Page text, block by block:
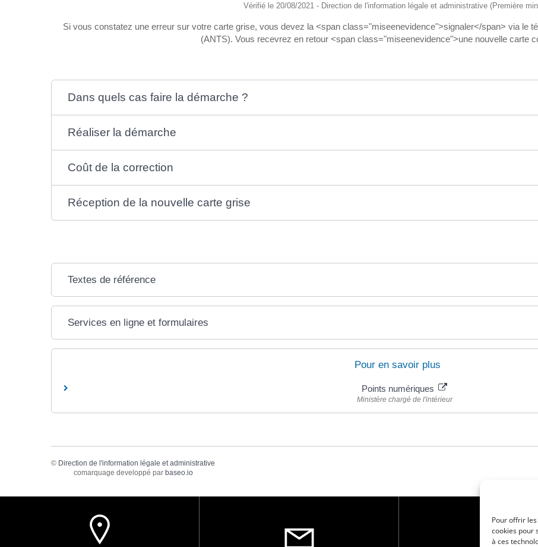
Pour offrir
cookies pour
à ces
Vérifié le 20/08/2021 - Direction de l'information légale et administrative (Première
Si vous constatez une erreur sur votre carte grise, vous devez la <span class="miseenevidence">signaler</span> via le
(ANTS). Vous recevrez en retour <span class="miseenevidence">une nouvelle carte
Dans quels cas faire la démarche ?
Réaliser la démarche
Coût de la correction
Réception de la nouvelle carte grise
Textes de référence
Services en ligne et formulaires
Pour en savoir plus
Points numériques
Ministère chargé de l'intérieur
© Direction de l'information légale et administrative
comarquage developpé par baseo.io